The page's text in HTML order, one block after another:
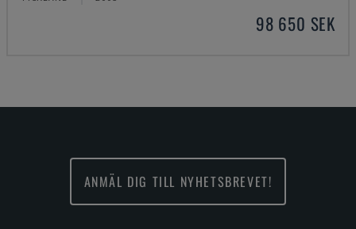
98 650 SEK
ANMÄL DIG TILL NYHETSBREVET!